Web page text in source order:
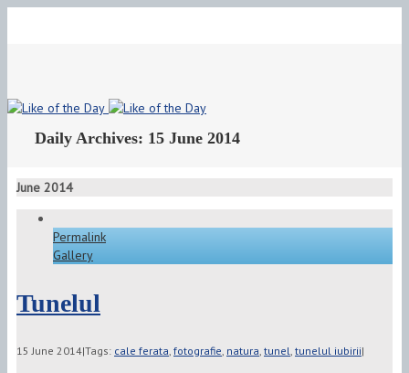
Daily Archives: 15 June 2014
June 2014
Permalink
Gallery
Tunelul
15 June 2014|Tags: cale ferata, fotografie, natura, tunel, tunelul iubirii|